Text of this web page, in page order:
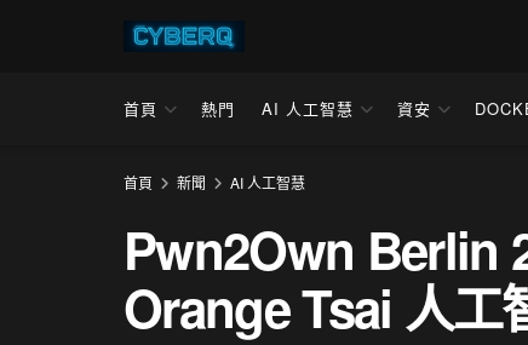
首頁 熱門 AI 人工智慧 資安
首頁 新聞 AI 人工智慧
Pwn2Own Berlin
Orange Tsai 人工